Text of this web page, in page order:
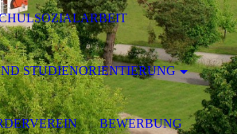
STUDIENORIENTIERUNG
BEWERBUNG